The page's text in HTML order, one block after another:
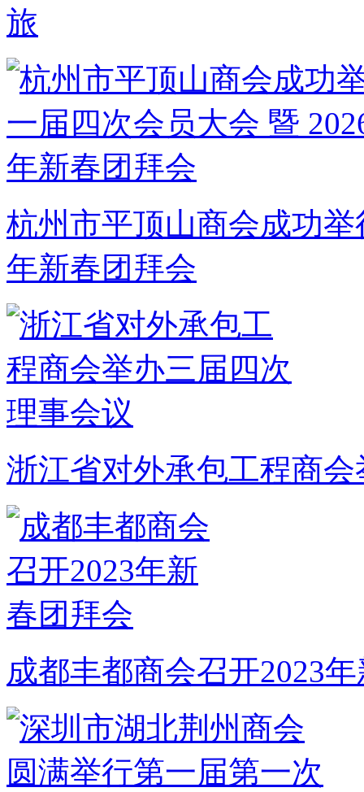
旅
杭州市平顶山商会成功
年新春团拜会
浙江省对外承包工程商
成都丰都商会召开2023